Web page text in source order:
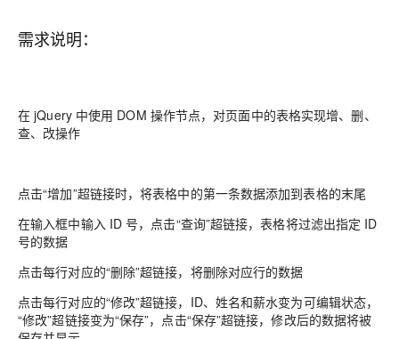
需求说明：
在 jQuery 中使用 DOM 操作节点，对页面中的表格实现增、删、
查、改操作
点击“增加”超链接时，将表格中的第一条数据添加到表格的末尾
在输入框中输入 ID 号，点击“查询”超链接，表格将过滤出指定 ID
号的数据
点击每行对应的“删除”超链接，将删除对应行的数据
点击每行对应的“修改”超链接，ID、姓名和薪水变为可编辑状态，
“修改”超链接变为“保存”，点击“保存”超链接，修改后的数据将被